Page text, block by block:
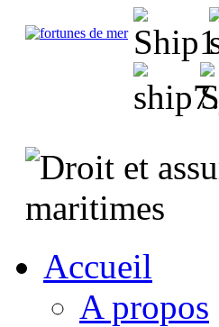
Accueil
A propos